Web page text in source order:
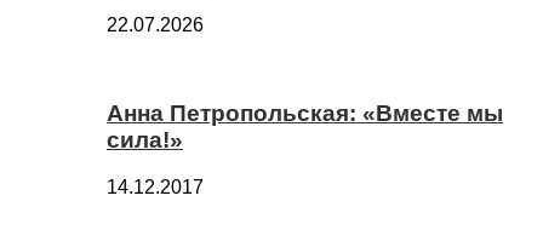
22.07.2026
Анна Петропольская: «Вместе мы
сила!»
14.12.2017